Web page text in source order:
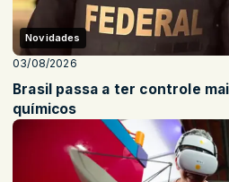
Novidades
03/08/2026
Brasil passa a ter controle
químicos